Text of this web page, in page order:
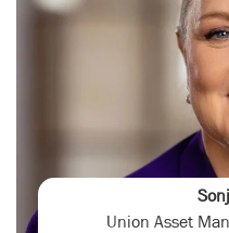
Union Asset